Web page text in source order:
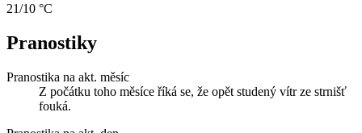
21/10 °C
Pranostiky
Pranostika na akt. měsíc
Z počátku toho měsíce říká se, že opět studený vítr ze strnišť
fouká.